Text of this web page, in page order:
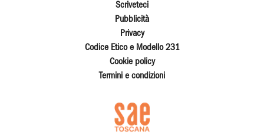
Scriveteci
Pubblicità
Privacy
Codice Etico e Modello 231
Cookie policy
Termini e condizioni